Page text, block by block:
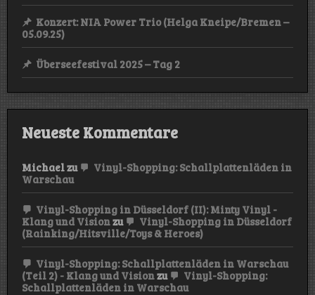
Konzert: NIA Power Trio (Helga Kneipe/Bremen –
05.09.25)
Überseefestival 2025 – Tag 2
Neueste Kommentare
Michaelzu
Vinyl-Shopping: Schallplattenläden in
Warschau
Vinyl-Shopping in Düsseldorf (II): Minty Vinyl -
Klang und Visionzu
Vinyl-Shopping in Düsseldorf
(Rainking/Hitsville/Toys & Heroes)
Vinyl-Shopping: Schallplattenläden in Warschau
(Teil 2) - Klang und Visionzu
Vinyl-Shopping:
Schallplattenläden in Warschau